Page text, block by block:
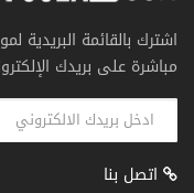
اشترك بالقائمة البريدية
مباشرة على بريدك
اتصل بنا